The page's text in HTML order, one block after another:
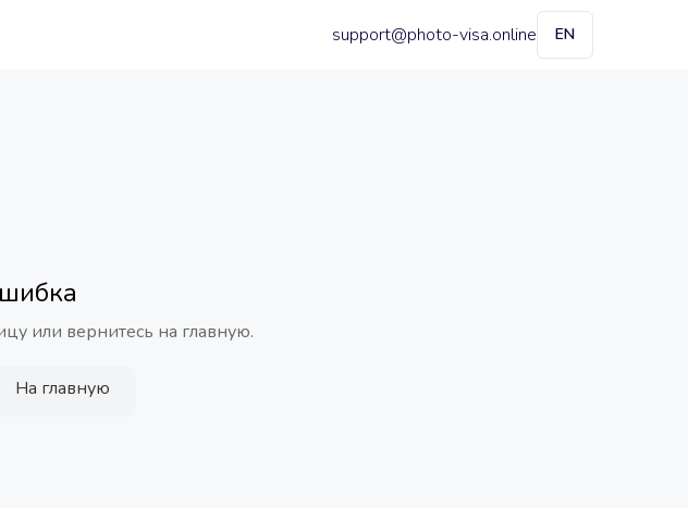
support@photo-visa.online EN
или вернитесь на главную.
На главную